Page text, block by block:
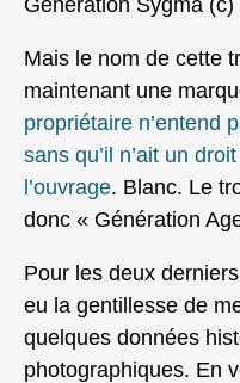
Mais le nom de cette
maintenant une
propriétaire n’entend
sans qu’il n’ait un
l’ouvrage. Blanc. Le
donc « Génération
Pour les deux
eu la gentillesse de
quelques données
photographiques. En